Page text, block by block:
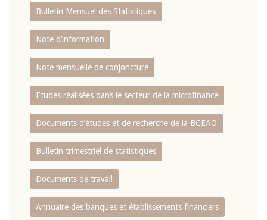
Bulletin Mensuel des Statistiques
Note d’information
Note mensuelle de conjoncture
Etudes réalisées dans le secteur de la microfinance
Documents d’études et de recherche de la BCEAO
Bulletin trimestriel de statistiques
Documents de travail
Annuaire des banques et établissements financiers